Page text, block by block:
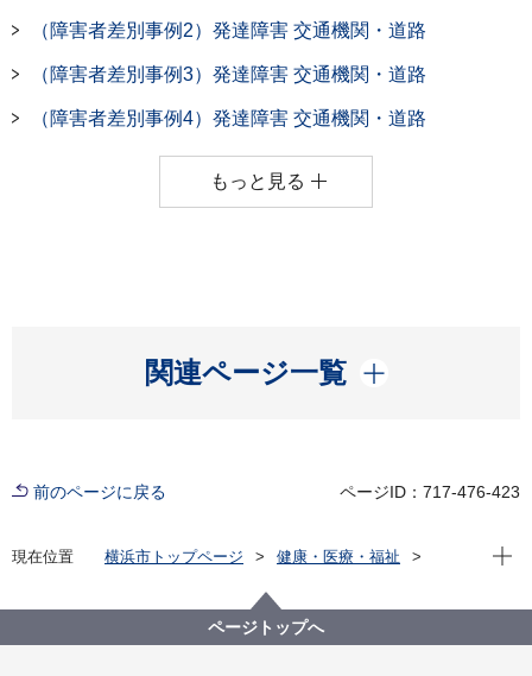
（障害者差別事例2）発達障害 交通機関・道路
（障害者差別事例3）発達障害 交通機関・道路
（障害者差別事例4）発達障害 交通機関・道路
もっと見る
関連ページ一覧
開く
前のページに戻る ページID：717-476-423
現在位置 横浜市トップページ
健康・医療・福祉
障害者差別解消法への対応
交通機関・道路
発達障害
現在
ページトップへ